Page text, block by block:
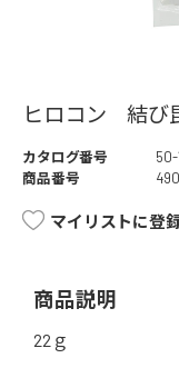
ヒロコン 結び
カタログ番号
50-
商品番号
マイリストに登
商品説明
22ｇ